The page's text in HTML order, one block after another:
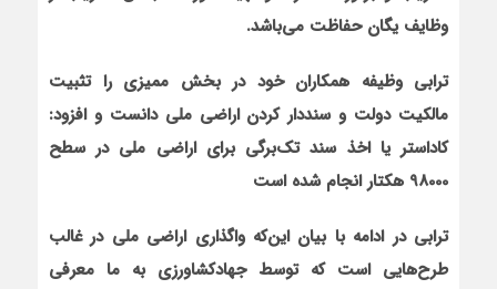
وظايف يگان حفاظت می‌باشد.
ترابي وظيفه همکاران خود در بخش مميزي را تثبيت
مالکيت دولت و سنددار کردن اراضي ملي دانست و افزود:
کاداستر یا اخذ سند تک‌برگی برای اراضی ملی در سطح
98000 هکتار انجام شده است
ترابي در ادامه با بيان اينکه واگذاري اراضي ملي در غالب
طرحهايي است که توسط جهادکشاورزي به ما معرفي